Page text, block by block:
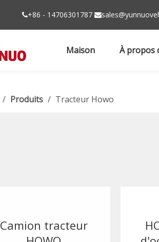
+86 - 14706301787 
Maison À propos
/ Produits / Tracteur Howo
Camion tracteur